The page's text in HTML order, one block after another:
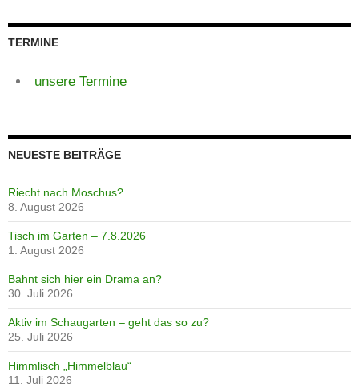
TERMINE
unsere Termine
NEUESTE BEITRÄGE
Riecht nach Moschus?
8. August 2026
Tisch im Garten – 7.8.2026
1. August 2026
Bahnt sich hier ein Drama an?
30. Juli 2026
Aktiv im Schaugarten – geht das so zu?
25. Juli 2026
Himmlisch „Himmelblau“
11. Juli 2026